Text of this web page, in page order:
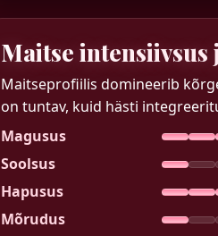
Maitse intensiivsus
Maitseprofiilis domineerib
on tuntav, kuid hästi
Magusus
Soolsus
Hapusus
Mõrudus